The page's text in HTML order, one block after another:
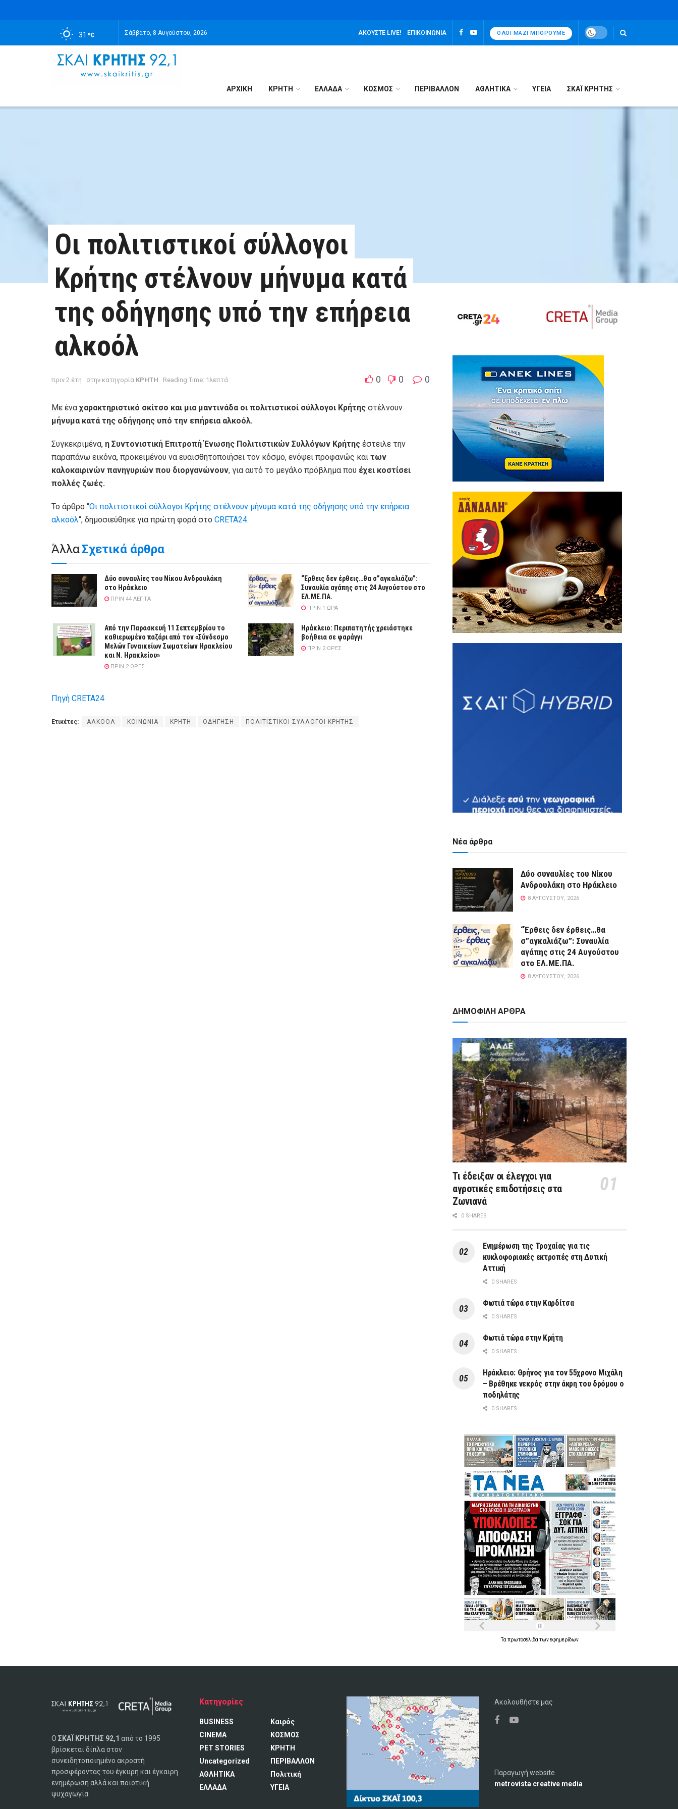
31 Σάββατο, 8 Αυγούστου, 2026 ΑΚΟΎΣΤΕ LIVE! ΕΠΙΚΟΙΝΩΝΊΑ ΌΛΟΙ ΜΑΖΊ ΜΠΟΡΟΎΜΕ
ΑΡΧΙΚΉ ΚΡΗΤΗ ΕΛΛΑΔΑ ΚΟΣΜΟΣ ΠΕΡΙΒΑΛΛΟΝ ΑΘΛΗΤΙΚΑ ΥΓΕΙΑ ΣΚΑΪ ΚΡΗΤΗΣ
Οι πολιτιστικοί σύλλογοι
Κρήτης στέλνουν μήνυμα κατά
της οδήγησης υπό την επήρεια
αλκοόλ
πριν 2 έτη στην κατηγορία ΚΡΗΤΗ Reading Time: 1λεπτά 0 0 0
Με έναχαρακτηριστικό σκίτσο και μια μαντινάδα οι πολιτιστικοί σύλλογοι Κρήτης στέλνουν
μήνυμα κατά της οδήγησης υπό την επήρεια αλκοόλ.
Συγκεκριμένα, η Συντονιστική Επιτροπή Ένωσης Πολιτιστικών Συλλόγων Κρήτης έστειλε την
παραπάνω εικόνα, προκειμένου να ευαισθητοποιήσει τον κόσμο, ενόψει προφανώς και των
καλοκαιρινών πανηγυριών που διοργανώνουν, για αυτό το μεγάλο πρόβλημα που έχει κοστίσει
πολλές ζωές.
Το άρθρο “Οι πολιτιστικοί σύλλογοι Κρήτης στέλνουν μήνυμα κατά της οδήγησης υπό την επήρεια
αλκοόλ“, δημοσιεύθηκε για πρώτη φορά στο CRETA24.
ΆλλαΣχετικά άρθρα
Δύο συναυλίες του Νίκου Ανδρουλάκη
στο Ηράκλειο
ΠΡΙΝ 44 ΛΕΠΤΆ
“Έρθεις δεν έρθεις…θα σ”αγκαλιάζω”:
Συναυλία αγάπης στις 24 Αυγούστου στο
ΕΛ.ΜΕ.ΠΑ.
ΠΡΙΝ 1 ΏΡΑ
Από την Παρασκευή 11 Σεπτεμβρίου το
καθιερωμένο παζάρι από τον «Σύνδεσμο
Μελών Γυναικείων Σωματείων Ηρακλείου
και Ν. Ηρακλείου»
ΠΡΙΝ 2 ΏΡΕΣ
Ηράκλειο: Περιπατητής χρειάστηκε
βοήθεια σε φαράγγι
ΠΡΙΝ 2 ΏΡΕΣ
Πηγή CRETA24
Ετικέτες: ΑΛΚΟΟΛ ΚΟΙΝΩΝΙΑ ΚΡΗΤΗ ΟΔΗΓΗΣΗ ΠΟΛΙΤΙΣΤΙΚΟΙ ΣΥΛΛΟΓΟΙ ΚΡΗΤΗΣ
Νέα άρθρα
Δύο συναυλίες του Νίκου
Ανδρουλάκη στο Ηράκλειο
8 ΑΥΓΟΎΣΤΟΥ, 2026
“Έρθεις δεν έρθεις…θα
σ”αγκαλιάζω”: Συναυλία
αγάπης στις 24 Αυγούστου
στο ΕΛ.ΜΕ.ΠΑ.
8 ΑΥΓΟΎΣΤΟΥ, 2026
ΔΗΜΟΦΙΛΗ ΑΡΘΡΑ
Τι έδειξαν οι έλεγχοι για
αγροτικές επιδοτήσεις στα
Ζωνιανά
0 SHARES
Ενημέρωση της Τροχαίας για τις
κυκλοφοριακές εκτροπές στη Δυτική
Αττική
0 SHARES
Φωτιά τώρα στην Καρδίτσα
0 SHARES
Φωτιά τώρα στην Κρήτη
0 SHARES
Ηράκλειο: Θρήνος για τον 55χρονο Μιχάλη
– Βρέθηκε νεκρός στην άκρη του δρόμου ο
ποδηλάτης
0 SHARES
Τα πρωτοσέλιδα τωνεφημερίδων
Ο ΣΚΑΪ ΚΡΗΤΗΣ 92,1 από το 1995
βρίσκεται δίπλα στον
συνειδητοποιημένο ακροατή
προσφέροντας του έγκυρη και έγκαιρη
ενημέρωση αλλά και ποιοτική
ψυχαγωγία.
Κατηγορίες
BUSINESS
CINEMA
PET STORIES
Uncategorized
ΑΘΛΗΤΙΚΑ
ΕΛΛΑΔΑ
Καιρός
ΚΟΣΜΟΣ
ΚΡΗΤΗ
ΠΕΡΙΒΑΛΛΟΝ
Πολιτική
ΥΓΕΙΑ
Ακολουθήστε μας
Παραγωγή website
metrovista creative media